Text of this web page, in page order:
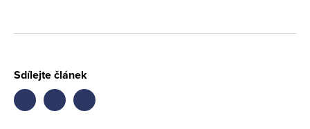
Sdílejte článek
Share